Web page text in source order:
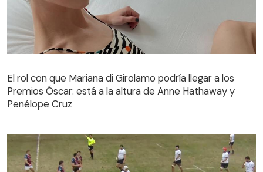
El rol con que Mariana di Girolamo podría llegar a los
Premios Óscar: está a la altura de Anne Hathaway y
Penélope Cruz